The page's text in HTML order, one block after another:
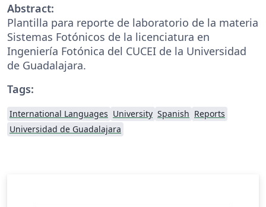
Abstract:
Plantilla para reporte de laboratorio de la materia
Sistemas Fotónicos de la licenciatura en
Ingeniería Fotónica del CUCEI de la Universidad
de Guadalajara.
Tags:
International Languages University Spanish Reports
Universidad de Guadalajara